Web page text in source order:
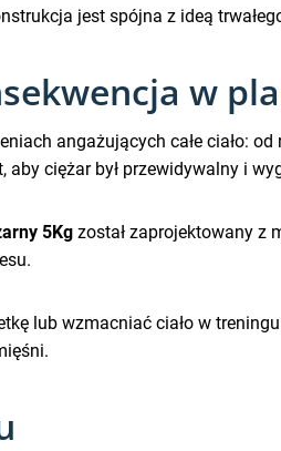
jest spójna z ideą
w
angażujących całe ciało:
ciężar był przewidywalny i
5Kg został zaprojektowany z
lub wzmacniać ciało w